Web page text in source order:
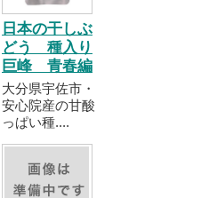
日本の干しぶ
どう 種入り
巨峰 青春編
大分県宇佐市・
安心院産の甘酸
っぱい種....